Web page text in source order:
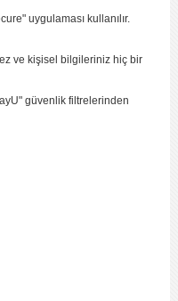
uygulaması kullanılır.
ve kişisel bilgileriniz hiç bir
güvenlik filtrelerinden